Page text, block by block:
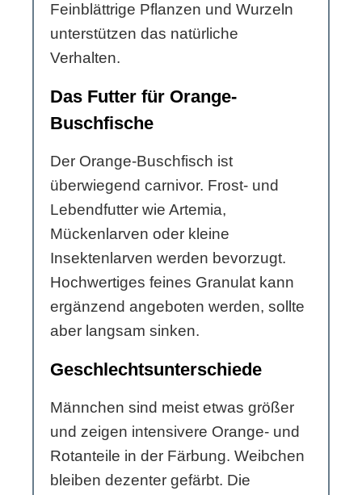
Feinblättrige Pflanzen und Wurzeln
unterstützen das natürliche
Verhalten.
Das Futter für Orange-
Buschfische
Der Orange-Buschfisch ist
überwiegend carnivor. Frost- und
Lebendfutter wie Artemia,
Mückenlarven oder kleine
Insektenlarven werden bevorzugt.
Hochwertiges feines Granulat kann
ergänzend angeboten werden, sollte
aber langsam sinken.
Geschlechtsunterschiede
Männchen sind meist etwas größer
und zeigen intensivere Orange- und
Rotanteile in der Färbung. Weibchen
bleiben dezenter gefärbt. Die